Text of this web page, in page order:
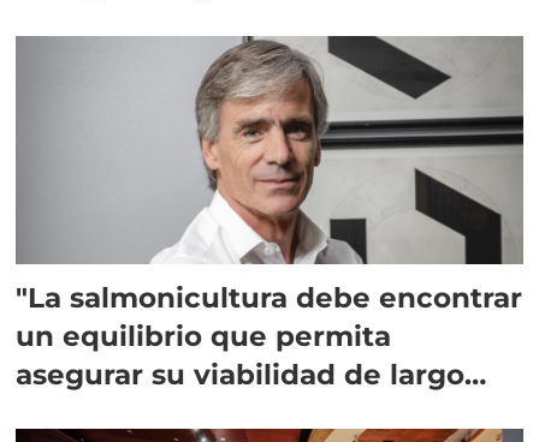
"La salmonicultura debe encontrar
un equilibrio que permita
asegurar su viabilidad de largo